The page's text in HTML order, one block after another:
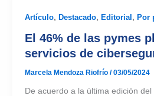
Artículo, Destacado, Editorial , Por
El 46% de las pymes
servicios de
Marcela Mendoza Riofrío /03/05/2024
De acuerdo a la última edición